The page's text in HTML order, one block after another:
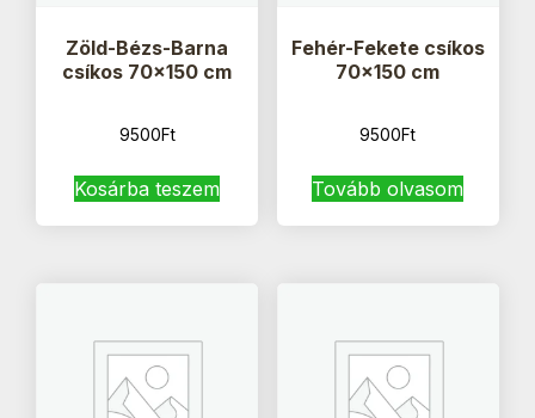
Zöld-Bézs-Barna
csíkos 70×150 cm
9500Ft
Kosárba teszem
Fehér-Fekete csíkos
70×150 cm
9500Ft
Tovább olvasom